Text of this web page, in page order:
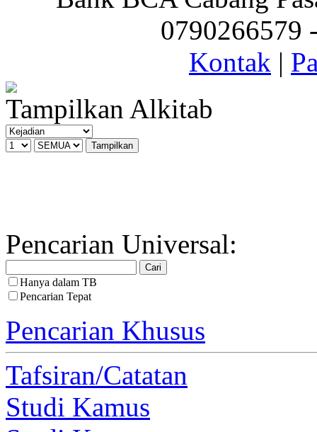
0790266579
Kontak |
Tampilkan Alkitab
Pencarian Universal:
Hanya dalam TB
Pencarian Tepat
Pencarian Khusus
Tafsiran/Catatan
Studi Kamus